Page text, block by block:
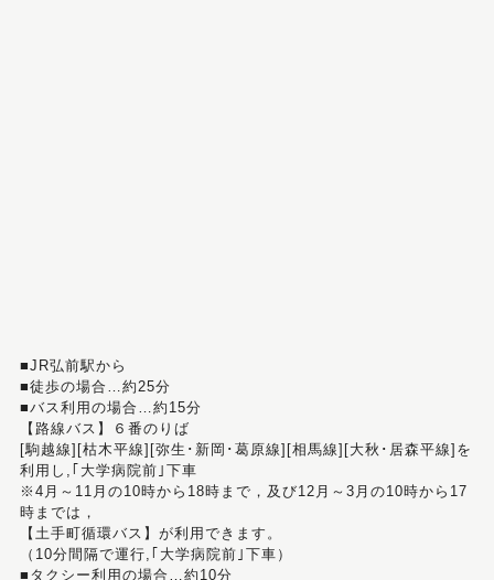
■JR弘前駅から
■徒歩の場合…約25分
■バス利用の場合…約15分
【路線バス】６番のりば
[駒越線][枯木平線][弥生･新岡･葛原線][相馬線][大秋･居森平線]を
利用し,｢大学病院前｣下車
※4月～11月の10時から18時まで，及び12月～3月の10時から17
時までは，
【土手町循環バス】が利用できます。
（10分間隔で運行,｢大学病院前｣下車）
■タクシー利用の場合…約10分